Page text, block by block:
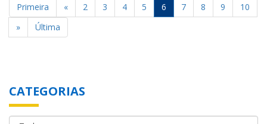
Primeira « 2 3 4 5 6 7 8 9
10
»
Última
CATEGORIAS